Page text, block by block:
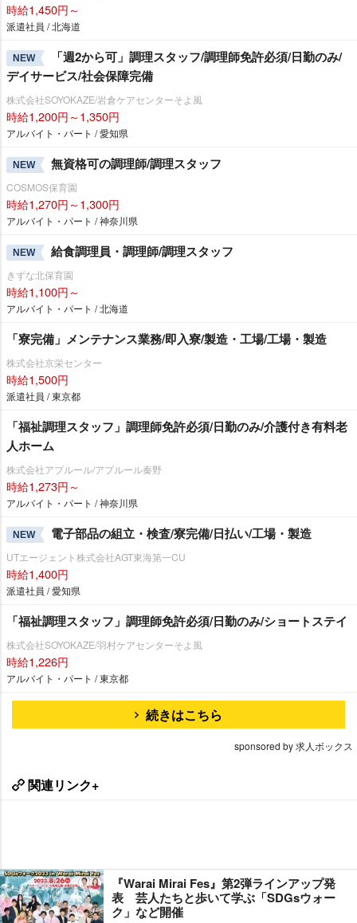
時給1,450円～
派遣社員 / 北海道
NEW
「週2から可」調理スタッフ/調理師免許必須/日勤のみ/
デイサービス/社会保障完備
株式会社SOYOKAZE/岩倉ケアセンターそよ風
時給1,200円～1,350円
アルバイト・パート / 愛知県
NEW 無資格可の調理師/調理スタッフ
COSMOS保育園
時給1,270円～1,300円
アルバイト・パート / 神奈川県
NEW 給食調理員・調理師/調理スタッフ
きずな北保育園
時給1,100円～
アルバイト・パート / 北海道
「寮完備」メンテナンス業務/即入寮/製造・工場/工場・製造
株式会社京栄センター
時給1,500円
派遣社員 / 東京都
「福祉調理スタッフ」調理師免許必須/日勤のみ/介護付き有料老
人ホーム
株式会社アプルール/アプルール秦野
時給1,273円～
アルバイト・パート / 神奈川県
NEW 電子部品の組立・検査/寮完備/日払い/工場・製造
UTエージェント株式会社AGT東海第一CU
時給1,400円
派遣社員 / 愛知県
「福祉調理スタッフ」調理師免許必須/日勤のみ/ショートステイ
株式会社SOYOKAZE/羽村ケアセンターそよ風
時給1,226円
アルバイト・パート / 東京都
続きはこちら
sponsored by 求人ボックス
関連リンク+
『Warai Mirai Fes』第2弾ラインアップ発
表 芸人たちと歩いて学ぶ「SDGsウォー
ク」など開催